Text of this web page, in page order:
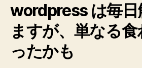
ん
だ
か
wordpress は毎
ますが、単なる
ったかも